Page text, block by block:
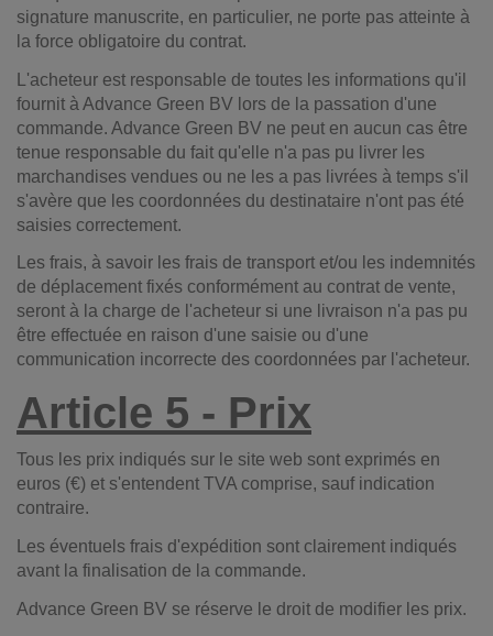
signature manuscrite, en particulier, ne porte pas atteinte à
la force obligatoire du contrat.
L'acheteur est responsable de toutes les informations qu'il
fournit à Advance Green BV lors de la passation d'une
commande. Advance Green BV ne peut en aucun cas être
tenue responsable du fait qu'elle n'a pas pu livrer les
marchandises vendues ou ne les a pas livrées à temps s'il
s'avère que les coordonnées du destinataire n'ont pas été
saisies correctement.
Les frais, à savoir les frais de transport et/ou les indemnités
de déplacement fixés conformément au contrat de vente,
seront à la charge de l'acheteur si une livraison n'a pas pu
être effectuée en raison d'une saisie ou d'une
communication incorrecte des coordonnées par l'acheteur.
Article 5 - Prix
Tous les prix indiqués sur le site web sont exprimés en
euros (€) et s'entendent TVA comprise, sauf indication
contraire.
Les éventuels frais d'expédition sont clairement indiqués
avant la finalisation de la commande.
Advance Green BV se réserve le droit de modifier les prix.